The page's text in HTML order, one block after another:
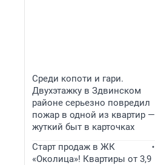
Среди копоти и гари.
Двухэтажку в Здвинском
районе серьезно повредил
пожар в одной из квартир —
жуткий быт в карточках
Старт продаж в ЖК
«Околица»! Квартиры от 3,9